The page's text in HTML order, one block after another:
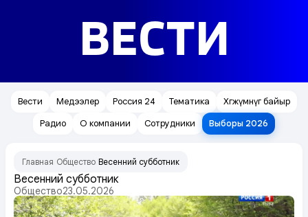
ВЕСТИ
Вести Медээлер Россия 24 Тематика
Хөгжүмнүг байыр
Радио
О компании Сотрудники Выборы 2026
Главная Общество Весенний субботник
Весенний субботник
Общество23.05.2026